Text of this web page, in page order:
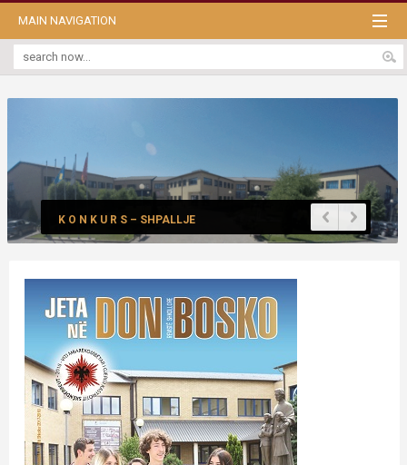
MAIN NAVIGATION
K O N K U R S – SHPALLJE